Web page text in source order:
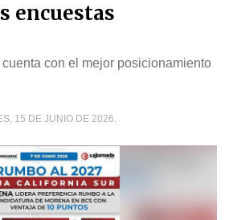
encuestas
con el mejor posicionamiento
15 DE JUNIO DE 2026.